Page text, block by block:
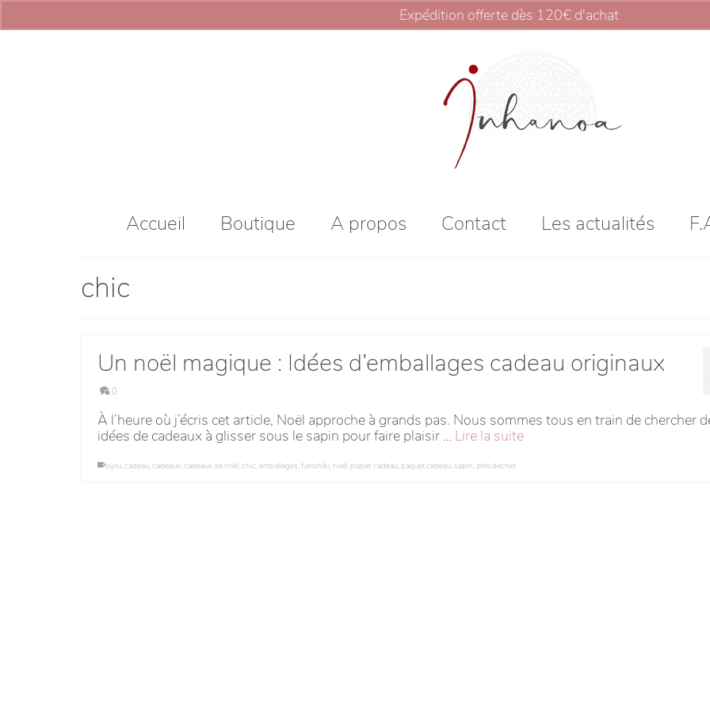
Expédition offerte dès 120€ d'achat
Accueil Boutique A propos Contact Les actualités
chic
Un noël magique : Idées d’emballages cadeau originaux
0
À l’heure où j’écris cet article, Noël approche à grands pas. Nous sommes tous en train de chercher
idées de cadeaux à glisser sous le sapin pour faire plaisir … Lire la suite
bijou,cadeau,cadeaux,cadeaux de noël,chic,emballages,furoshiki, noël, papier cadeau, paquet cadeau, sapin,zéro dechet